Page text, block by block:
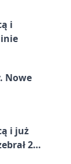
i
Nowe
i już
23